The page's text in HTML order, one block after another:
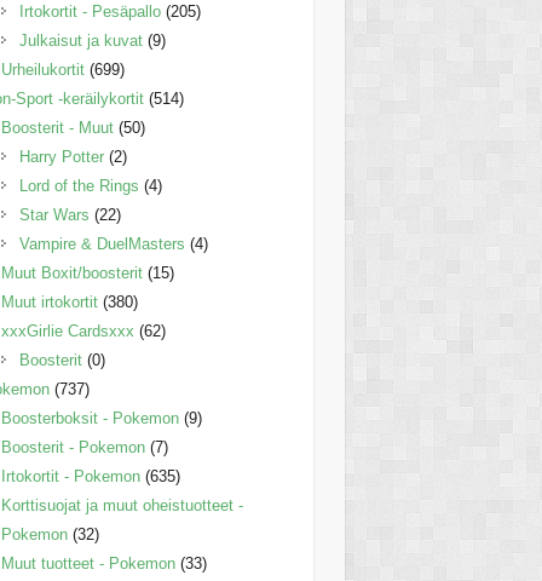
Irtokortit - Pesäpallo (205)
Julkaisut ja kuvat (9)
Urheilukortit (699)
Sport -keräilykortit (514)
Boosterit - Muut (50)
Harry Potter (2)
Lord of the Rings (4)
Star Wars (22)
Vampire & DuelMasters (4)
Muut Boxit/boosterit (15)
Muut irtokortit (380)
xxxGirlie Cardsxxx (62)
Boosterit (0)
(737)
Boosterboksit - Pokemon (9)
Boosterit - Pokemon (7)
Irtokortit - Pokemon (635)
Korttisuojat ja muut oheistuotteet -
Pokemon (32)
Muut tuotteet - Pokemon (33)